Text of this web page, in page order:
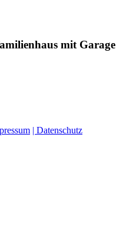
mit Garage
| Datenschutz